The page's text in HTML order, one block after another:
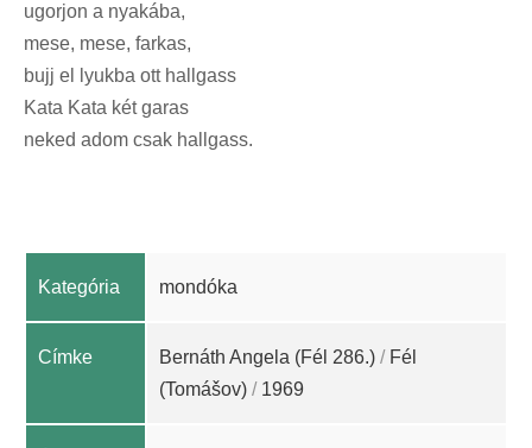
ugorjon a nyakába,
mese, mese, farkas,
bujj el lyukba ott hallgass
Kata Kata két garas
neked adom csak hallgass.
Kategória mondóka
Címke Bernáth Angela (Fél 286.) / Fél
(Tomášov) / 1969